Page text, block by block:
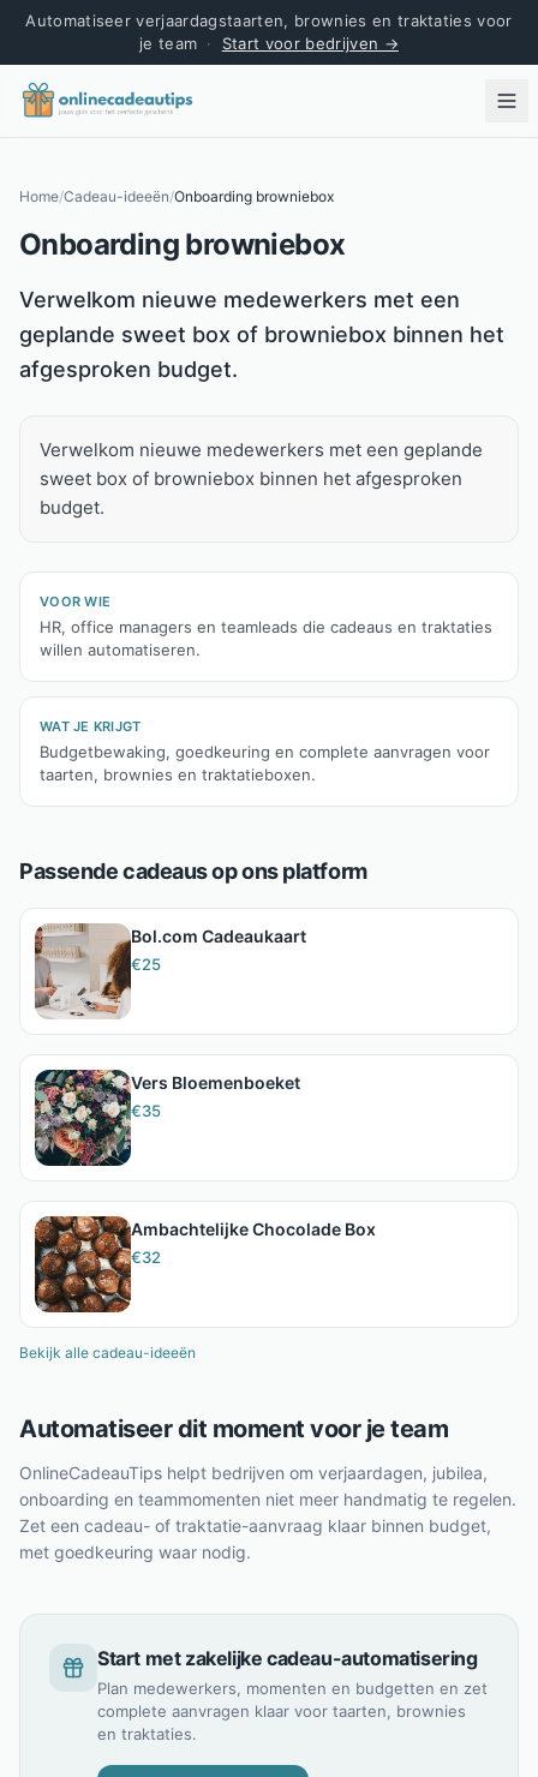
Automatiseer verjaardagstaarten, brownies en traktaties voor
je team · Start voor bedrijven →
Home/Cadeau-ideeën/Onboarding browniebox
Onboarding browniebox
Kort antwoord
Verwelkom nieuwe medewerkers met een
geplande sweet box of browniebox binnen het
afgesproken budget.
Verwelkom nieuwe medewerkers met een geplande
sweet box of browniebox binnen het afgesproken
budget.
VOOR WIE
HR, office managers en teamleads die cadeaus en traktaties
willen automatiseren.
WAT JE KRIJGT
Budgetbewaking, goedkeuring en complete aanvragen voor
taarten, brownies en traktatieboxen.
Passende cadeaus op ons platform
Bol.com Cadeaukaart
€25
Vers Bloemenboeket
€35
Ambachtelijke Chocolade Box
€32
Bekijk alle cadeau-ideeën
Automatiseer dit moment voor je team
OnlineCadeauTips helpt bedrijven om verjaardagen, jubilea,
onboarding en teammomenten niet meer handmatig te regelen.
Zet een cadeau- of traktatie-aanvraag klaar binnen budget,
met goedkeuring waar nodig.
Start met zakelijke cadeau-automatisering
Plan medewerkers, momenten en budgetten en zet
complete aanvragen klaar voor taarten, brownies
en traktaties.